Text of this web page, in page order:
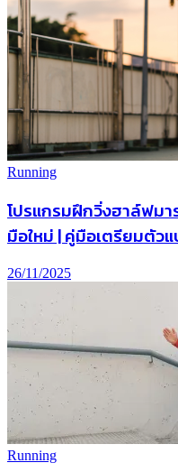
Running
โปรแกรมฝึกวิ่งฮาล์ฟม
มือใหม่ | คู่มือเตรียมตัว
26/11/2025
Running